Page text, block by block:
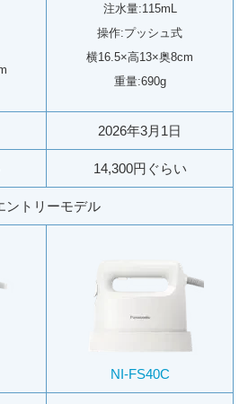
注水量:115mL
操作:プッシュ式
横16.5×高13×奥8cm
重量:690g
2026年3月1日
14,300円ぐらい
ントリーモデル
NI-FS40C